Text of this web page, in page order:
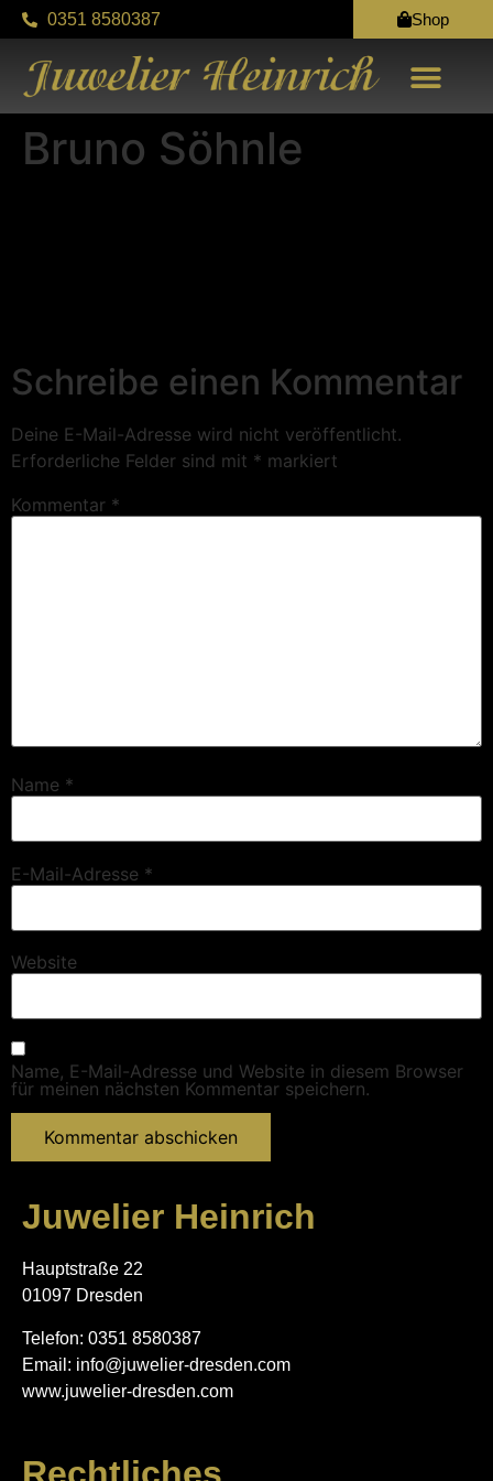
0351 8580387 Shop
Bruno Söhnle
Schreibe einen Kommentar
Deine E-Mail-Adresse wird nicht veröffentlicht.
Erforderliche Felder sind mit * markiert
Kommentar *
Name *
E-Mail-Adresse *
Website
Name, E-Mail-Adresse und Website in diesem Browser
für meinen nächsten Kommentar speichern.
Juwelier Heinrich
Hauptstraße 22
01097 Dresden
Telefon: 0351 8580387
Email: info@juwelier-dresden.com
www.juwelier-dresden.com